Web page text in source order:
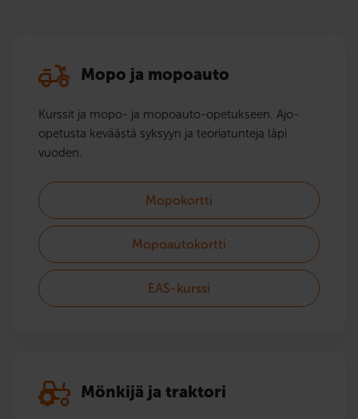
Mopo ja mopoauto
Kurssit ja mopo- ja mopoauto-opetukseen. Ajo-
opetusta keväästä syksyyn ja teoriatunteja läpi
vuoden.
Mopokortti
Mopoautokortti
EAS-kurssi
Mönkijä ja traktori